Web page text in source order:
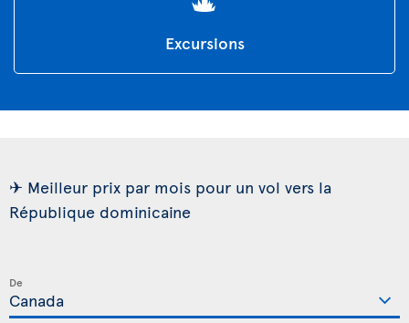
Excursions
✈ Meilleur prix par mois pour un vol vers la
République dominicaine
De